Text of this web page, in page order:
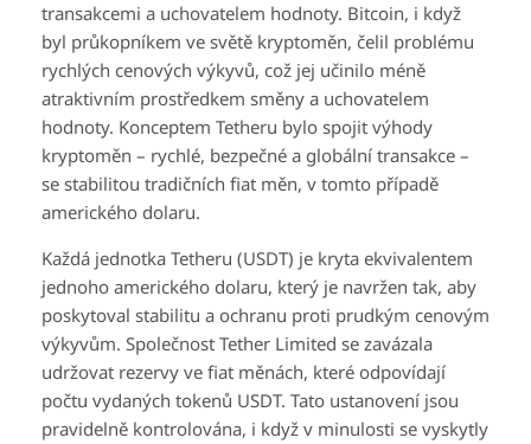
transakcemi a uchovatelem hodnoty. Bitcoin, i když
byl průkopníkem ve světě kryptoměn, čelil problému
rychlých cenových výkyvů, což jej učinilo méně
atraktivním prostředkem směny a uchovatelem
hodnoty. Konceptem Tetheru bylo spojit výhody
kryptoměn – rychlé, bezpečné a globální transakce –
se stabilitou tradičních fiat měn, v tomto případě
amerického dolaru.
Každá jednotka Tetheru (USDT) je kryta ekvivalentem
jednoho amerického dolaru, který je navržen tak, aby
poskytoval stabilitu a ochranu proti prudkým cenovým
výkyvům. Společnost Tether Limited se zavázala
udržovat rezervy ve fiat měnách, které odpovídají
počtu vydaných tokenů USDT. Tato ustanovení jsou
pravidelně kontrolována, i když v minulosti se vyskytly